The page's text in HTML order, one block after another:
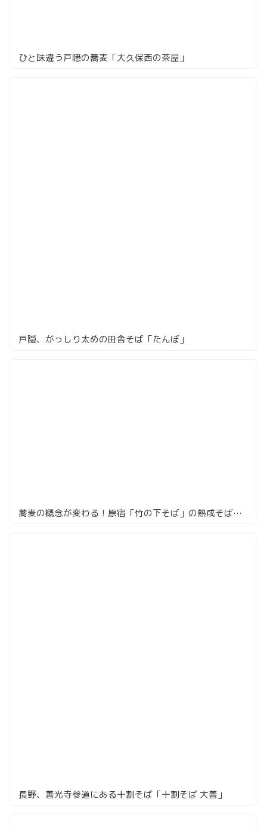
ひと味違う戸隠の蕎麦「大久保西の茶屋」
戸隠、がっしり太めの田舎そば「たんぼ」
蕎麦の概念が変わる！原宿「竹の下そば」の熟成そばと打ち立ての違いに驚き
長野、善光寺参道にある十割そば「十割そば 大善」